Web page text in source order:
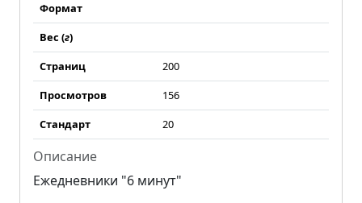
Формат
Вес (г)
Страниц
200
Просмотров
156
Стандарт
20
Описание
Ежедневники "6 минут"